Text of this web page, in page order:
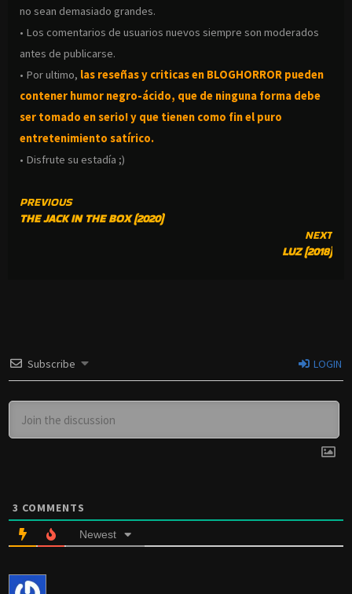
no sean demasiado grandes.
• Los comentarios de usuarios nuevos siempre son moderados
antes de publicarse.
• Por ultimo, las reseñas y criticas en BLOGHORROR pueden
contener humor negro-ácido, que de ninguna forma debe
ser tomado en serio! y que tienen como fin el puro
entretenimiento satírico.
• Disfrute su estadía ;)
CONTINUE
READING
PREVIOUS
THE JACK IN THE BOX (2020)
NEXT
LUZ (2018)
Subscribe LOGIN
3 COMMENTS
Newest